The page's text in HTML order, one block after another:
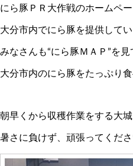
にら豚ＰＲ大作戦のホームペー
大分市内でにら豚を提供して
みなさんも“にら豚ＭＡＰ”を見
大分市内のにら豚をたっぷり
朝早くから収穫作業をする大城
暑さに負けず、頑張ってくださ